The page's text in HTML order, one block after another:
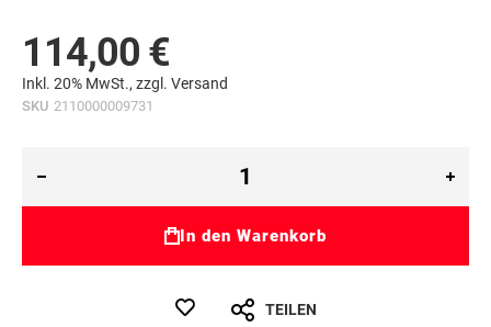
114,00 €
Inkl. 20% MwSt., zzgl. Versand
SKU 2110000009731
In den Warenkorb
TEILEN